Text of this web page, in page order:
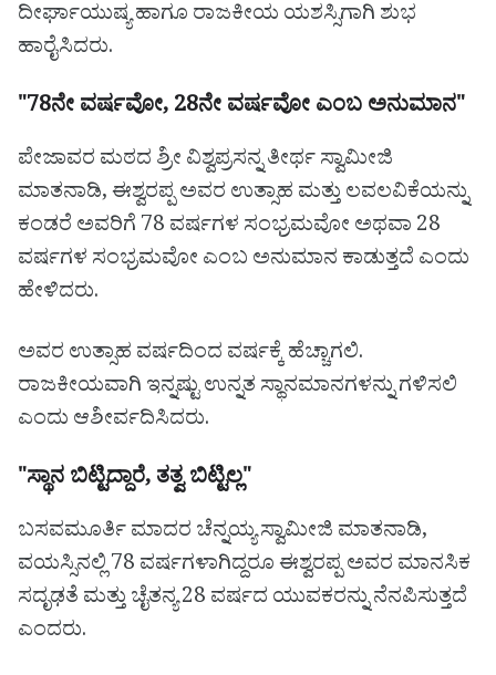
ದೀರ್ಘಾಯುಷ್ಯ ಹಾಗೂ ರಾಜಕೀಯ ಯಶಸ್ಸಿಗಾಗಿ ಶುಭ
ಹಾರೈಸಿದರು.
"78ನೇ ವರ್ಷವೋ, 28ನೇ ವರ್ಷವೋ ಎಂಬ ಅನುಮಾನ"
ಪೇಜಾವರ ಮಠದ ಶ್ರೀ ವಿಶ್ವಪ್ರಸನ್ನ ತೀರ್ಥ ಸ್ವಾಮೀಜಿ
ಮಾತನಾಡಿ, ಈಶ್ವರಪ್ಪ ಅವರ ಉತ್ಸಾಹ ಮತ್ತು ಲವಲವಿಕೆಯನ್ನು
ಕಂಡರೆ ಅವರಿಗೆ 78 ವರ್ಷಗಳ ಸಂಭ್ರಮವೋ ಅಥವಾ 28
ವರ್ಷಗಳ ಸಂಭ್ರಮವೋ ಎಂಬ ಅನುಮಾನ ಕಾಡುತ್ತದೆ ಎಂದು
ಹೇಳಿದರು.
ಅವರ ಉತ್ಸಾಹ ವರ್ಷದಿಂದ ವರ್ಷಕ್ಕೆ ಹೆಚ್ಚಾಗಲಿ.
ರಾಜಕೀಯವಾಗಿ ಇನ್ನಷ್ಟು ಉನ್ನತ ಸ್ಥಾನಮಾನಗಳನ್ನು ಗಳಿಸಲಿ
ಎಂದು ಆಶೀರ್ವದಿಸಿದರು.
"ಸ್ಥಾನ ಬಿಟ್ಟಿದ್ದಾರೆ, ತತ್ವ ಬಿಟ್ಟಿಲ್ಲ"
ಬಸವಮೂರ್ತಿ ಮಾದರ ಚೆನ್ನಯ್ಯ ಸ್ವಾಮೀಜಿ ಮಾತನಾಡಿ,
ವಯಸ್ಸಿನಲ್ಲಿ 78 ವರ್ಷಗಳಾಗಿದ್ದರೂ ಈಶ್ವರಪ್ಪ ಅವರ ಮಾನಸಿಕ
ಸದೃಢತೆ ಮತ್ತು ಚೈತನ್ಯ 28 ವರ್ಷದ ಯುವಕರನ್ನು ನೆನಪಿಸುತ್ತದೆ
ಎಂದರು.